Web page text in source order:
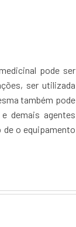
pode ser
ser utilizada
também pode
demais agentes
o equipamento